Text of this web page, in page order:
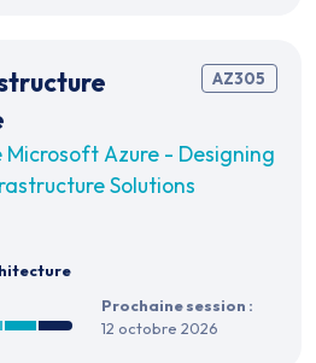
AZ305
Azure - Designing
Solutions
Prochaine session :
12 octobre 2026